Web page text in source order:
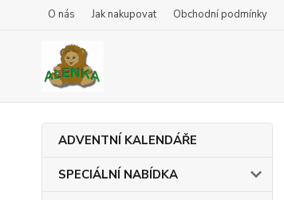
O nás Jak nakupovat Obchodní podmínky
ADVENTNÍ KALENDÁŘE
SPECIÁLNÍ NABÍDKA